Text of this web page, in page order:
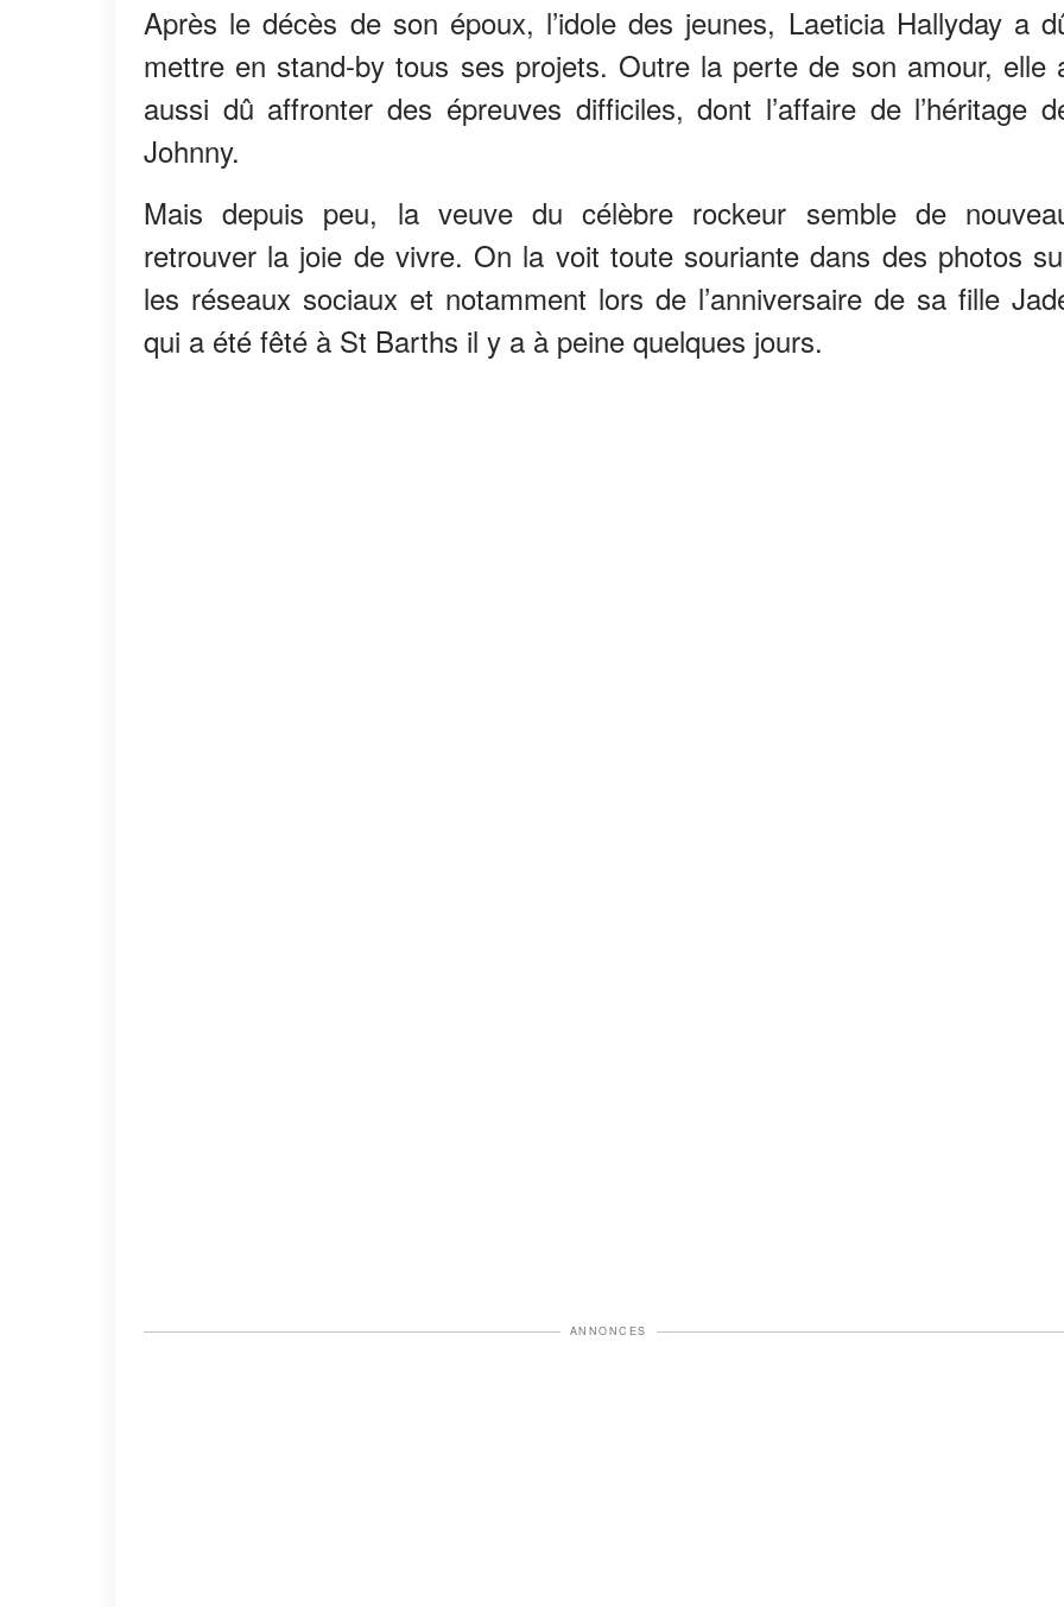
Après le décès de son époux, l’idole des jeunes, Laeticia Hallyday a
mettre en stand-by tous ses projets. Outre la perte de son amour, elle
aussi dû affronter des épreuves difficiles, dont l’affaire de l’héritage
Johnny.
Mais depuis peu, la veuve du célèbre rockeur semble de
retrouver la joie de vivre. On la voit toute souriante dans des photos
les réseaux sociaux et notamment lors de l’anniversaire de sa fille
qui a été fêté à St Barths il y a à peine quelques jours.
ANNONCES